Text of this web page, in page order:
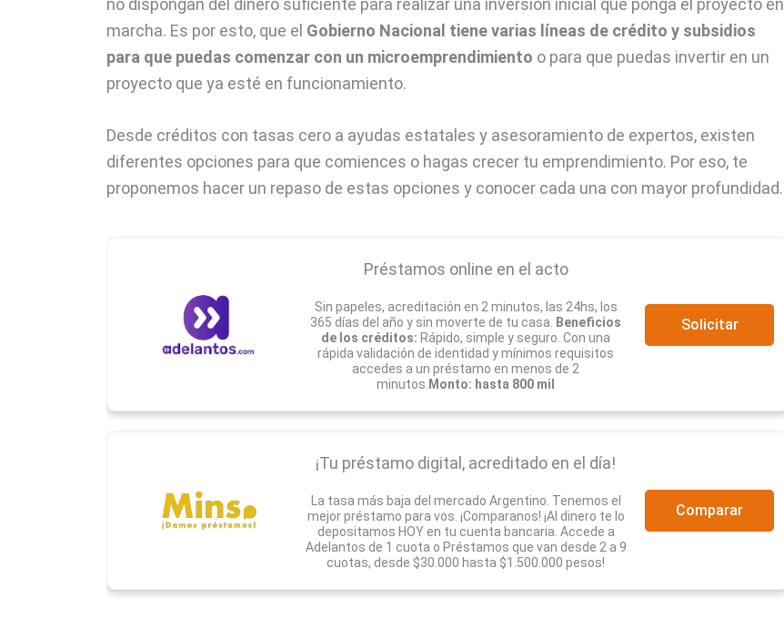
marcha. Es por esto, que el Gobierno Nacional tiene varias líneas de crédito y subsidios
para que puedas comenzar con un microemprendimiento o para que puedas invertir en un
proyecto que ya esté en funcionamiento.
Desde créditos con tasas cero a ayudas estatales y asesoramiento de expertos, existen
diferentes opciones para que comiences o hagas crecer tu emprendimiento. Por eso, te
proponemos hacer un repaso de estas opciones y conocer cada una con mayor profundidad.
Préstamos online en el acto
Sin papeles, acreditación en 2 minutos, las 24hs, los
365 días del año y sin moverte de tu casa.
Beneficios
de los créditos: Rápido, simple y seguro. Con una
rápida validación de identidad y mínimos requisitos
accedes a un préstamo en menos de 2
minutos. Monto: hasta 800 mil
Solicitar
¡Tu préstamo digital, acreditado en el día!
La tasa más baja del mercado Argentino. Tenemos el
mejor préstamo para vos. ¡Comparanos! ¡Al dinero te lo
depositamos HOY en tu cuenta bancaria. Accede a
Adelantos de 1 cuota o Préstamos que van desde 2 a 9
cuotas, desde $30.000 hasta $1.500.000 pesos!
Comparar